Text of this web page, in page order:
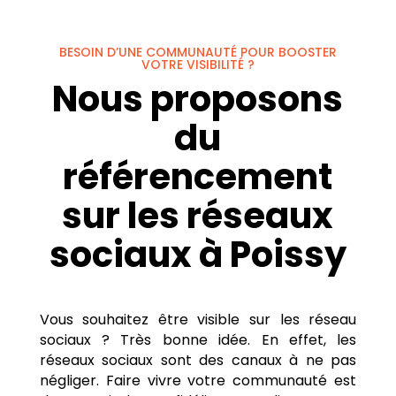
BESOIN D’UNE COMMUNAUTÉ POUR BOOSTER
VOTRE VISIBILITÉ ?
Nous proposons
du
référencement
sur les réseaux
sociaux à Poissy
Vous souhaitez être visible sur les réseau
sociaux ? Très bonne idée. En effet, les
réseaux sociaux sont des canaux à ne pas
négliger. Faire vivre votre communauté est